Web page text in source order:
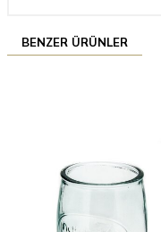
BENZER ÜRÜNLER